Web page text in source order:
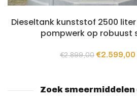
Dieseltank kunststof 2500
pompwerk op robuust
€2.899,00
€2.899,00.
€2.599,00
Zoek smeermiddelen